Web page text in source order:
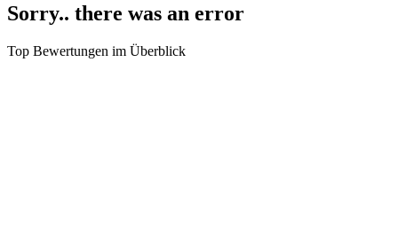
Sorry.. there was an error
Top Bewertungen im Überblick